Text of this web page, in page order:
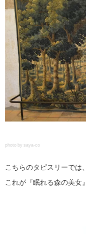
photo by saya-co
こちらのタピスリーでは
これが『眠れる森の美女